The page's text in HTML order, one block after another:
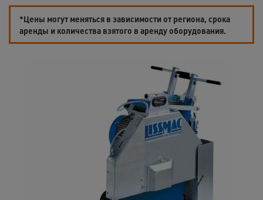
*Цены могут меняться в зависимости от региона, срока
аренды и количества взятого в аренду оборудования.